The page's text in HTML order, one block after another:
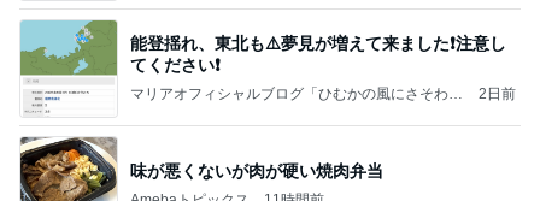
能登揺れ、東北も⚠️夢見が増えて来ました❗️注意し
てください❗️
マリアオフィシャルブログ「ひむかの風にさそわれ
2日前
味が悪くないが肉が硬い焼肉弁当